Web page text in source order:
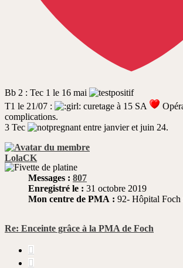
Bb 2 : Tec 1 le 16 mai
T1 le 21/07 :
curetage à 15 SA
complications.
3 Tec
entre janvier et juin 24.
LolaCK
Messages : 807
Enregistré le : 31 octobre 2019
Mon centre de PMA : 92- Hôpital Foch
Re: Enceinte grâce à la PMA de Foch